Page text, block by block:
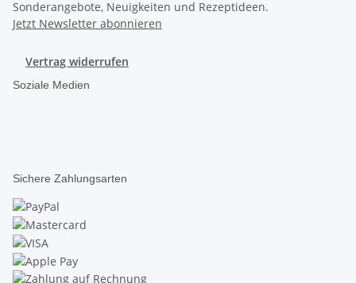
Sonderangebote, Neuigkeiten und Rezeptideen.
Jetzt Newsletter abonnieren
Vertrag widerrufen
Soziale Medien
Sichere Zahlungsarten